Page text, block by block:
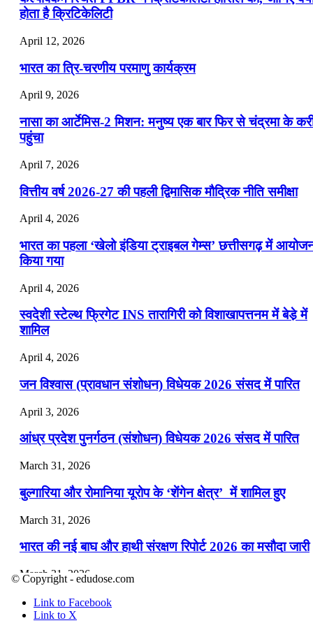
होता है क्रिटिकेलिटी
April 12, 2026
भारत का त्रि-चरणीय परमाणु कार्यक्रम
April 9, 2026
नासा का आर्टेमिस-2 मिशन: मनुष्य एक बार फिर से चंद्रमा के
पहुंचा
April 7, 2026
वित्तीय वर्ष 2026-27 की पहली द्विमासिक मौद्रिक नीति समीक्षा
April 4, 2026
भारत का पहला ‘खेलो इंडिया ट्राइबल गेम्स’ छत्तीसगढ़ में
किया गया
April 4, 2026
स्वदेशी स्टेल्थ फ्रिगेट INS तारागिरी को विशाखापत्तनम में बेडे़ में
शामिल
April 4, 2026
जन विश्वास (प्रावधान संशोधन) विधेयक 2026 संसद में पारित
April 3, 2026
आंध्र प्रदेश पुनर्गठन (संशोधन) विधेयक 2026 संसद में पारित
March 31, 2026
बुल्गारिया और रोमानिया यूरोप के ‘शेंगेन क्षेत्र’ में शामिल हुए
March 31, 2026
भारत की नई बाघ और हाथी संरक्षण रिपोर्ट 2026 का मसौदा जारी
March 31, 2026
मियामी ओपन 2026 (टेनिस): जैनिक ने पुरुष और आर्यना ने
एकल जीता
© Copyright - edudose.com
Link to Facebook
Link to X